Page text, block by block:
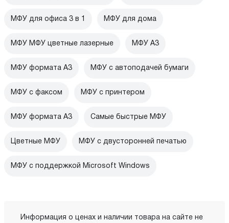
МФУ для офиса 3 в 1 МФУ для дома
МФУ МФУ цветные лазерные МФУ А3
МФУ формата A3 МФУ с автоподачей бумаги
МФУ с факсом МФУ с принтером
МФУ формата А3 Самые быстрые МФУ
Цветные МФУ МФУ с двусторонней печатью
МФУ с поддержкой Microsoft Windows
Информация о ценах и наличии товара на сайте не